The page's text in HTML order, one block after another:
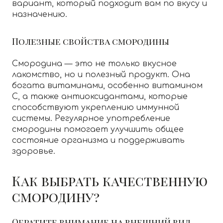
вариант, который подходит вам по вкусу и
назначению.
Полезные свойства смородины
Смородина — это не только вкусное
лакомство, но и полезный продукт. Она
богата витаминами, особенно витамином
C, а также антиоксидантами, которые
способствуют укреплению иммунной
системы. Регулярное употребление
смородины помогает улучшить общее
состояние организма и поддерживать
здоровье.
Как выбрать качественную
смородину?